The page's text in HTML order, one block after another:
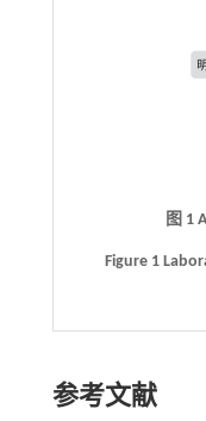
图 1
Figure 1
参考文献